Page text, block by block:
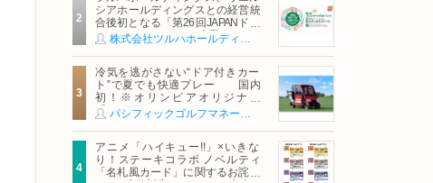
シアホールディングスとの経営統
合後初となる「第26回JAPANドラ
ッグストアショー」に出展
冷気を逃がさない“ドア付きカー
ト”で夏でも快適プレー 国内
初！※オリンピアオリジナル
「AirCon Cart（エアコンカー
ト）」導入 | ＰＧＭ
アニメ「ハイキュー!!」×いきな
り！ステーキコラボ ノベルティ
「名札風カード」に関するお詫び